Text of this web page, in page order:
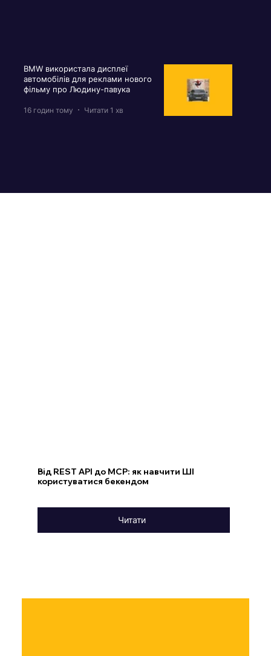
Від REST API до MCP: як навчити ШІ
користуватися бекендом
Читати
BMW використала дисплеї
автомобілів для реклами нового
фільму про Людину-павука
16 годин тому Читати 1 хв